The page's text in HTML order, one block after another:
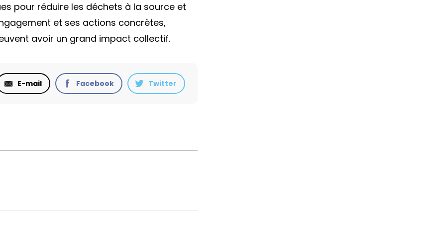
pour réduire les déchets à la source et
et ses actions concrètes,
avoir un grand impact collectif.
E-mail Facebook Twitter